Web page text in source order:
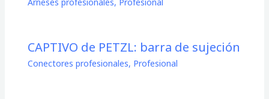
CAPTIVO de PETZL: barra de sujeción
Conectores profesionales, Profesional